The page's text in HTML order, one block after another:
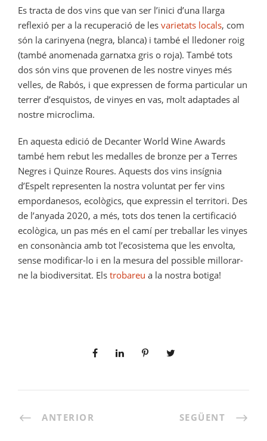
Es tracta de dos vins que van ser l’inici d’una llarga
reflexió per a la recuperació de les varietats locals, com
són la carinyena (negra, blanca) i també el lledoner roig
(també anomenada garnatxa gris o roja). També tots
dos són vins que provenen de les nostre vinyes més
velles, de Rabós, i que expressen de forma particular un
terrer d’esquistos, de vinyes en vas, molt adaptades al
nostre microclima.
En aquesta edició de Decanter World Wine Awards
també hem rebut les medalles de bronze per a Terres
Negres i Quinze Roures. Aquests dos vins insígnia
d’Espelt representen la nostra voluntat per fer vins
empordanesos, ecològics, que expressin el territori. Des
de l’anyada 2020, a més, tots dos tenen la certificació
ecològica, un pas més en el camí per treballar les vinyes
en consonància amb tot l’ecosistema que les envolta,
sense modificar-lo i en la mesura del possible millorar-
ne la biodiversitat. Els trobareu a la nostra botiga!
ANTERIOR SEGÜENT